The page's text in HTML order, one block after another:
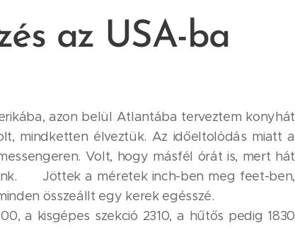
az USA-ba
azon belül Atlantába terveztem konyhát
mindketten élveztük. Az időeltolódás miatt a
Volt, hogy másfél órát is, mert hát
😆 Jöttek a méretek inch-ben meg feet-ben,
összeállt egy kerek egésszé. 😊
a kisgépes szekció 2310, a hűtős pedig 1830